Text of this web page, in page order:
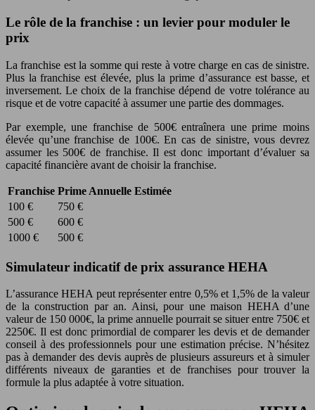
Le rôle de la franchise : un levier pour moduler le
prix
La franchise est la somme qui reste à votre charge en cas de sinistre.
Plus la franchise est élevée, plus la prime d’assurance est basse, et
inversement. Le choix de la franchise dépend de votre tolérance au
risque et de votre capacité à assumer une partie des dommages.
Par exemple, une franchise de 500€ entraînera une prime moins
élevée qu’une franchise de 100€. En cas de sinistre, vous devrez
assumer les 500€ de franchise. Il est donc important d’évaluer sa
capacité financière avant de choisir la franchise.
Franchise Prime Annuelle Estimée
100 €
750 €
500 €
600 €
1000 €
500 €
Simulateur indicatif de prix assurance HEHA
L’assurance HEHA peut représenter entre 0,5% et 1,5% de la valeur
de la construction par an. Ainsi, pour une maison HEHA d’une
valeur de 150 000€, la prime annuelle pourrait se situer entre 750€ et
2250€. Il est donc primordial de comparer les devis et de demander
conseil à des professionnels pour une estimation précise. N’hésitez
pas à demander des devis auprès de plusieurs assureurs et à simuler
différents niveaux de garanties et de franchises pour trouver la
formule la plus adaptée à votre situation.